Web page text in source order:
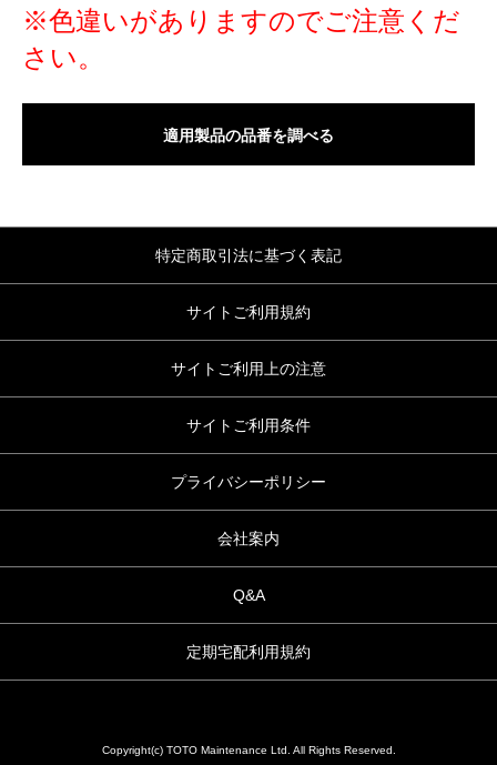
※色違いがありますのでご注意くだ
さい。
適用製品の品番を調べる
特定商取引法に基づく表記
サイトご利用規約
サイトご利用上の注意
サイトご利用条件
プライバシーポリシー
会社案内
Q&A
定期宅配利用規約
Copyright(c) TOTO Maintenance Ltd. All Rights Reserved.